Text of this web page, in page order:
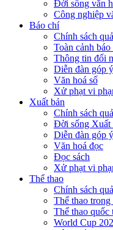
Đời sống văn
Công nghiệp
Báo chí
Chính sách
Toàn cảnh
Thông tin đối
Diễn đàn góp
Văn hoá số
Xử phạt vi
Xuất bản
Chính sách
Đời sống Xuất
Diễn đàn góp
Văn hoá đọc
Đọc sách
Xử phạt vi
Thể thao
Chính sách
Thể thao
Thể thao quốc
World Cup